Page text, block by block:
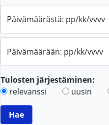
Päivämäärästä: pp/kk/vvvv
Päivämäärään: pp/kk/vvvv
Tulosten järjestäminen:
relevanssi
uusin